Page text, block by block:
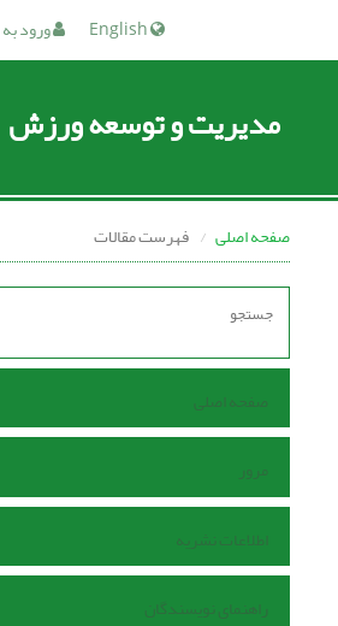
ورود
مدیریت و توسعه ورزش
صفحه اصلی فهرست مقالات
صفحه اصلی
مرور
اطلاعات نشریه
راهنمای نویسندگان